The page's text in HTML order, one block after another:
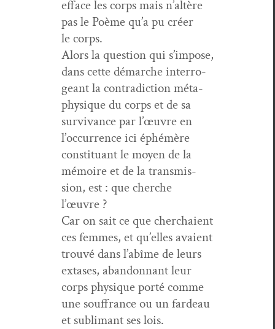
efface les corps mais n’altère
pas le Poème qu’a pu créer
le corps.
Alors la ques­tion qui s’im­pose,
dans cette démarche inter­ro­
geant la con­tra­dic­tion méta­
physique du corps et de sa
sur­vivance par l’œu­vre en
l’oc­cur­rence ici éphémère
con­sti­tu­ant le moyen de la
mémoire et de la trans­mis­
sion, est : que cherche
l’œuvre ?
Car on sait ce que cher­chaient
ces femmes, et qu’elles avaient
trou­vé dans l’abîme de leurs
extases, aban­don­nant leur
corps physique porté comme
une souf­france ou un fardeau
et sub­li­mant ses lois.